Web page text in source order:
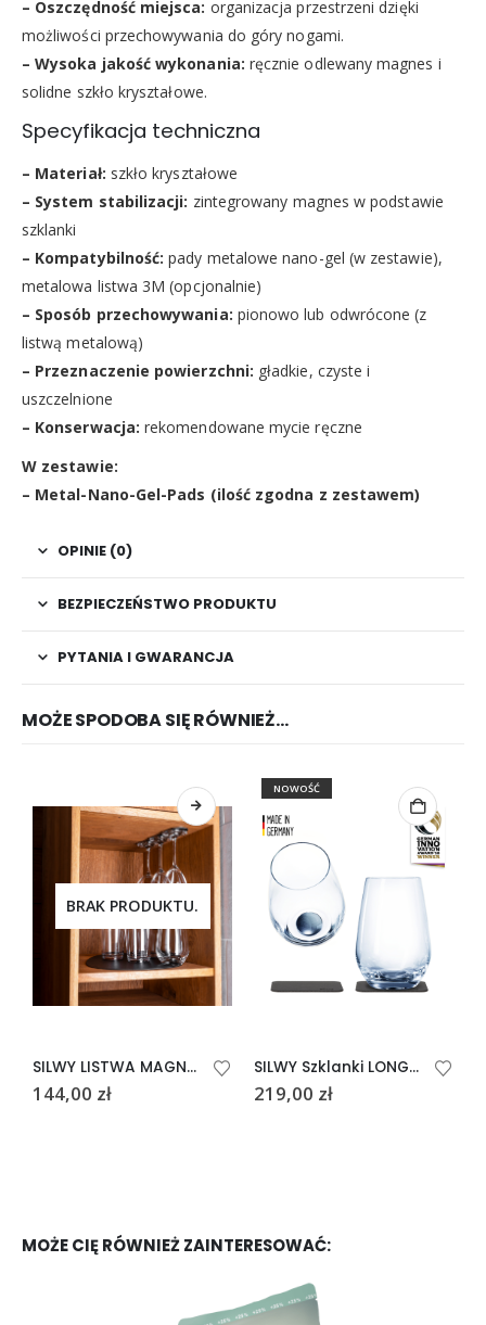
– Oszczędność miejsca: organizacja przestrzeni dzięki
możliwości przechowywania do góry nogami.
– Wysoka jakość wykonania: ręcznie odlewany magnes i
solidne szkło kryształowe.
Specyfikacja techniczna
– Materiał: szkło kryształowe
– System stabilizacji: zintegrowany magnes w podstawie
szklanki
– Kompatybilność: pady metalowe nano-gel (w zestawie),
metalowa listwa 3M (opcjonalnie)
– Sposób przechowywania: pionowo lub odwrócone (z
listwą metalową)
– Przeznaczenie powierzchni: gładkie, czyste i
uszczelnione
– Konserwacja: rekomendowane mycie ręczne
W zestawie:
– Metal-Nano-Gel-Pads (ilość zgodna z zestawem)
OPINIE (0)
BEZPIECZEŃSTWO PRODUKTU
PYTANIA I GWARANCJA
MOŻE SPODOBA SIĘ RÓWNIEŻ…
BRAK PRODUKTU.
SILWY LISTWA MAGNETYCZNA 25 CM CZARNA
144,00 zł
NOWOŚĆ
SILWY Szklanki LONGDRINK 0,4L 2 szt. ze szkła
219,00 zł
MOŻE CIĘ RÓWNIEŻ ZAINTERESOWAĆ: